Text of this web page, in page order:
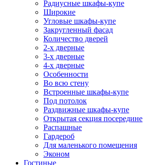
Радиусные шкафы-купе
Широкие
Угловые шкафы-купе
Закругленный фасад
Количество дверей
2-х дверные
3-х дверные
4-х дверные
Особенности
Во всю стену
Встроенные шкафы-купе
Под потолок
Раздвижные шкафы-купе
Открытая секция посередине
Распашные
Гардероб
Для маленького помещения
Эконом
Гостиные